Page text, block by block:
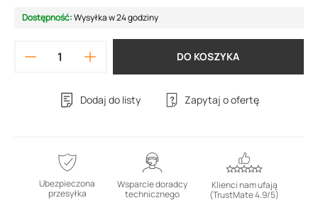
Dostępność:Wysyłka w 24 godziny
DO KOSZYKA
Dodaj do listy Zapytaj o ofertę
Ubezpieczona
przesyłka
Wsparcie doradcy
technicznego
Klienci nam ufają
(TrustMate 4.9/5)